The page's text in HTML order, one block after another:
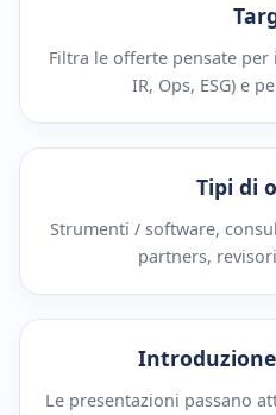
Filtra le offerte pensate
IR, Ops, ESG) e
Tipi di
Strumenti / software,
partners,
Le presentazioni passano